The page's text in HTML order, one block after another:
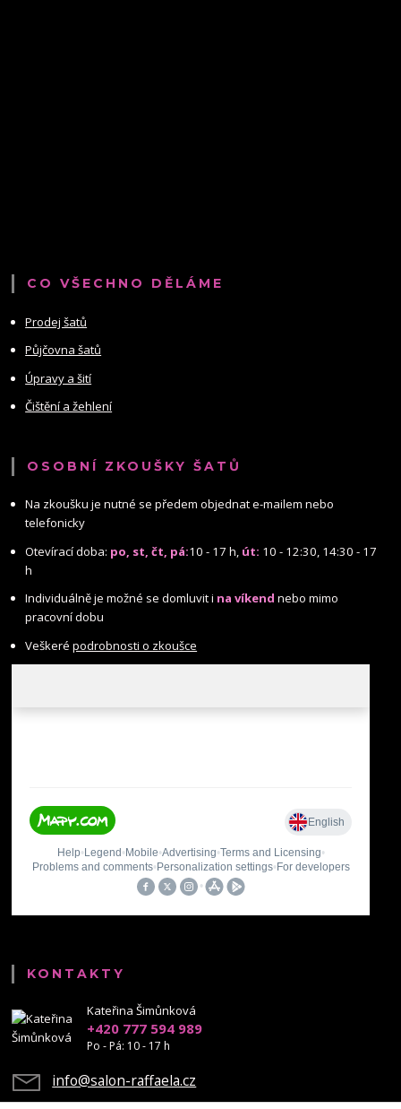
CO VŠECHNO DĚLÁME
Prodej šatů
Půjčovna šatů
Úpravy a šití
Čištění a žehlení
OSOBNÍ ZKOUŠKY ŠATŮ
Na zkoušku je nutné se předem objednat e-mailem nebo
telefonicky
Otevírací doba: po, st, čt, pá:10 - 17 h, út: 10 - 12:30, 14:30 - 17
h
Individuálně je možné se domluvit i na víkend nebo mimo
pracovní dobu
Veškerépodrobnosti o zkoušce
KONTAKTY
Kateřina Šimůnková
+420 777 594 989
Po - Pá: 10 - 17 h
info@salon-raffaela.cz